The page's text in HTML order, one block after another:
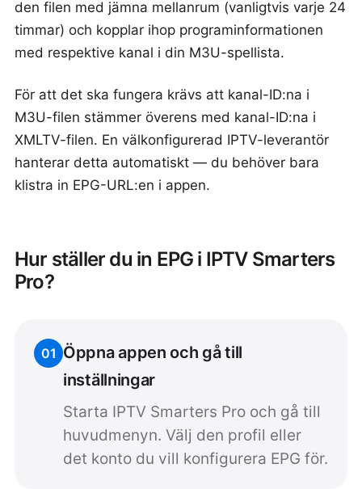
den filen med jämna mellanrum (vanligtvis varje 24
timmar) och kopplar ihop programinformationen
med respektive kanal i din M3U-spellista.
För att det ska fungera krävs att kanal-ID:na i
M3U-filen stämmer överens med kanal-ID:na i
XMLTV-filen. En välkonfigurerad IPTV-leverantör
hanterar detta automatiskt — du behöver bara
klistra in EPG-URL:en i appen.
Hur ställer du in EPG i IPTV Smarters
Pro?
01 Öppna appen och gå till
inställningar
Starta IPTV Smarters Pro och gå till
huvudmenyn. Välj den profil eller
det konto du vill konfigurera EPG för.